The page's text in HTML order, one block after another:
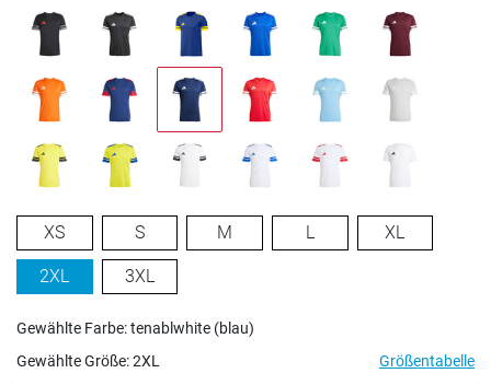
XS S M L XL
2XL 3XL
Gewählte Farbe: tenablwhite (blau)
Gewählte Größe:2XL Größentabelle